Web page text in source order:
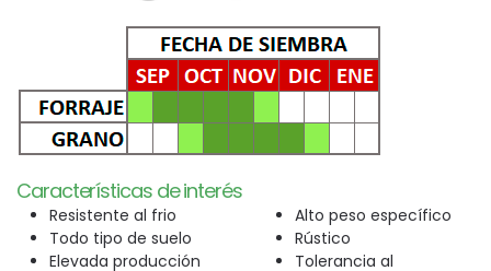
Características de interés
Resistente al frio
Todo tipo de suelo
Elevada producción
Alto peso específico
Rústico
Tolerancia al